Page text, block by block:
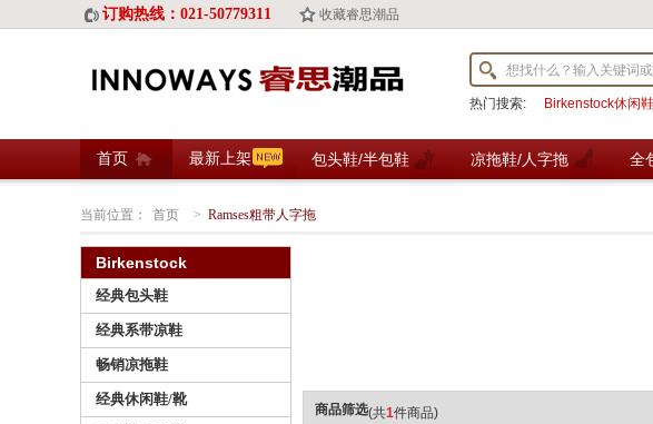
订购热线：021-50779311 收藏睿思潮品
热门搜索: Birkenstock休闲鞋
首页 最新上架 包头鞋/半包鞋 凉拖鞋/人字拖 全
当前位置： 首页 > Ramses粗带人字拖
商品筛选(共1件商品)
Birkenstock
经典包头鞋
经典系带凉鞋
畅销凉拖鞋
经典休闲鞋/靴